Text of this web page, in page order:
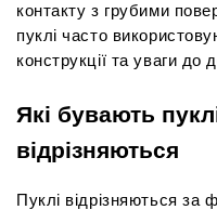
контакту з грубими
пуклі часто
конструкції та уваги до
Які бувають
відрізняються
Пуклі відрізняються за